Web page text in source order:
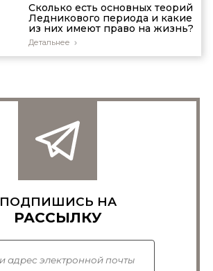
Сколько есть основных теорий
Ледникового периода и какие
из них имеют право на жизнь?
Детальнее
ПОДПИШИСЬ НА
РАССЫЛКУ